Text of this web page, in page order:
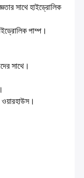
সাথে হাইড্রোলিক
পাম্প।
সাথে।
ওয়ারহাউস।